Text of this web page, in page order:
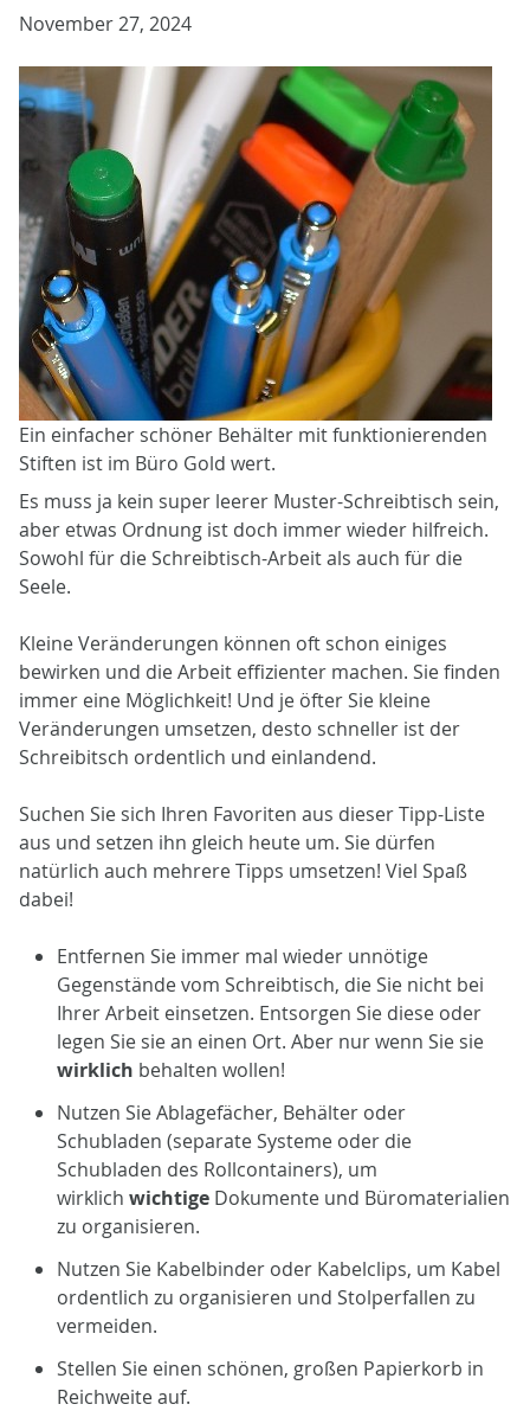
November 27, 2024
Ein einfacher schöner Behälter mit funktionierenden
Stiften ist im Büro Gold wert.
Es muss ja kein super leerer Muster-Schreibtisch sein,
aber etwas Ordnung ist doch immer wieder hilfreich.
Sowohl für die Schreibtisch-Arbeit als auch für die
Seele.
Kleine Veränderungen können oft schon einiges
bewirken und die Arbeit effizienter machen. Sie finden
immer eine Möglichkeit! Und je öfter Sie kleine
Veränderungen umsetzen, desto schneller ist der
Schreibitsch ordentlich und einlandend.
Suchen Sie sich Ihren Favoriten aus dieser Tipp-Liste
aus und setzen ihn gleich heute um. Sie dürfen
natürlich auch mehrere Tipps umsetzen! Viel Spaß
dabei!
Entfernen Sie immer mal wieder unnötige
Gegenstände vom Schreibtisch, die Sie nicht bei
Ihrer Arbeit einsetzen. Entsorgen Sie diese oder
legen Sie sie an einen Ort. Aber nur wenn Sie sie
wirklich behalten wollen!
Nutzen Sie Ablagefächer, Behälter oder
Schubladen (separate Systeme oder die
Schubladen des Rollcontainers), um
wirklich wichtige Dokumente und Büromaterialien
zu organisieren.
Nutzen Sie Kabelbinder oder Kabelclips, um Kabel
ordentlich zu organisieren und Stolperfallen zu
vermeiden.
Stellen Sie einen schönen, großen Papierkorb in
Reichweite auf.